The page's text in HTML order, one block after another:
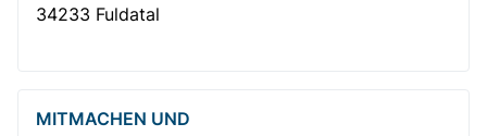
34233 Fuldatal
MITMACHEN UND